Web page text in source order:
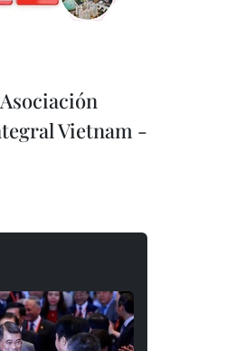
Asociación
Vietnam -